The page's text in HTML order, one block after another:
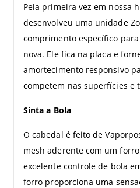
Pela primeira vez em nossa
desenvolveu uma unidade
comprimento específico
nova. Ele fica na placa e
amortecimento responsivo
competem nas superfícies e
Sinta a Bola
O cabedal é feito de
mesh aderente com um
excelente controle de bola
forro proporciona uma